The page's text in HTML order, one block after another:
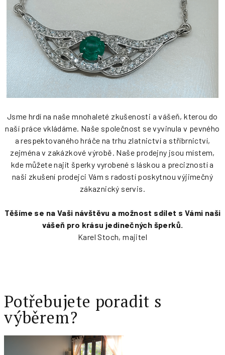
Jsme hrdí na naše mnohaleté zkušenosti a vášeň, kterou do
naší práce vkládáme. Naše společnost se vyvinula v pevného
a respektovaného hráče na trhu zlatnictví a stříbrnictví,
zejména v zakázkové výrobě. Naše prodejny jsou místem,
kde můžete najít šperky vyrobené s láskou a precizností a
naši zkušení prodejci Vám s radostí poskytnou výjimečný
zákaznický servis.
Těšíme se na Vaši návštěvu a možnost sdílet s Vámi naši
vášeň pro krásu jedinečných šperků.
Karel Stoch, majitel
Potřebujete poradit s
výběrem?